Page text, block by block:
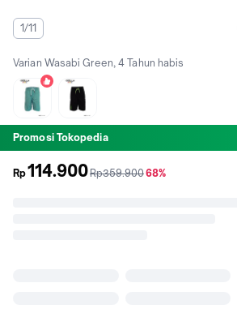
1/11
Lihat semua variant:
Varian Wasabi Green, 4 Tahun habis
top sold,Wasabi Green
Black
Promosi Tokopedia
Rp114.900sebelum
Rp359.900diskon
68%